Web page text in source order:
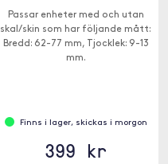
Passar enheter med och utan
skal/skin som har följande mått:
Bredd: 62-77 mm, Tjocklek: 9-13
mm.
Finns i lager, skickas i morgon
399 kr